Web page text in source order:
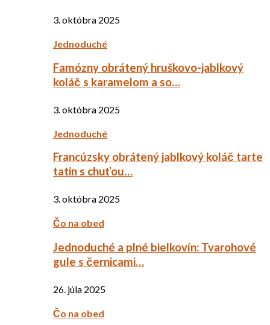
3. októbra 2025
Jednoduché
Famózny obrátený hruškovo-jablkový
koláč s karamelom a so…
3. októbra 2025
Jednoduché
Francúzsky obrátený jablkový koláč tarte
tatin s chuťou…
3. októbra 2025
Čo na obed
Jednoduché a plné bielkovín: Tvarohové
gule s černicami…
26. júla 2025
Čo na obed